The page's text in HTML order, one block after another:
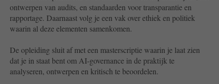
ontwerpen van audits, en standaarden voor transparantie en
rapportage. Daarnaast volg je een vak over ethiek en politiek
waarin al deze elementen samenkomen.
De opleiding sluit af met een masterscriptie waarin je laat zien
dat je in staat bent om AI-governance in de praktijk te
analyseren, ontwerpen en kritisch te beoordelen.